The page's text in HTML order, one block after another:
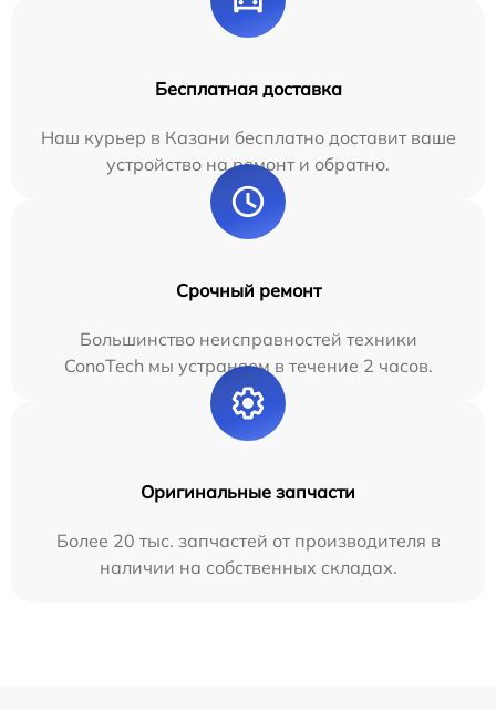
Бесплатная доставка
Наш курьер в Казани бесплатно доставит ваше
устройство на ремонт и обратно.
Срочный ремонт
Большинство неисправностей техники
ConoTech мы устраняем в течение 2 часов.
Оригинальные запчасти
Более 20 тыс. запчастей от производителя в
наличии на собственных складах.